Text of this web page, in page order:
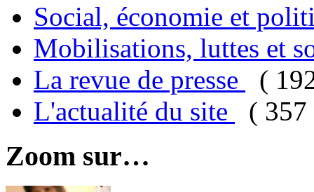
Social, économie et
Mobilisations, luttes et
La revue de presse
(
L'actualité du site
( 357
Zoom sur…